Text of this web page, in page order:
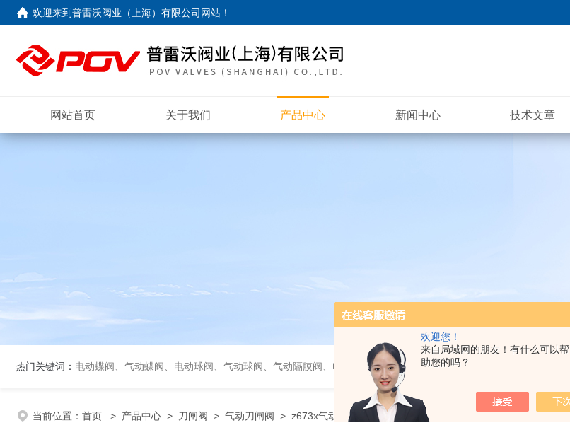
欢迎您！
来自局域网的朋友！有什么可以帮
助您的吗？
欢迎来到普雷沃阀业（上海）有限公司网站 ！
网站首页 关于我们 产品中心 新闻中心 技术文章
热门关键词： 电动蝶阀、气动蝶阀、电动球阀、气动球阀、气动隔膜阀、电磁阀、调节阀、气动角座阀
当前位置： 首页 > 产品中心 > 刀闸阀 > 气动刀闸阀 > z673x气动刀闸阀*